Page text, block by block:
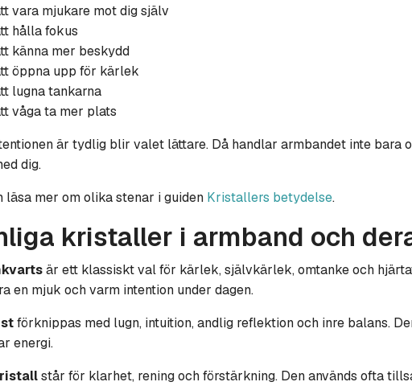
vara mjukare mot dig själv
hålla fokus
känna mer beskydd
öppna upp för kärlek
lugna tankarna
våga ta mer plats
är tydlig blir valet lättare. Då handlar armbandet inte bara
dig.
läsa mer om olika stenar i guiden Kristallers betydelse.
kristaller i armband och
är ett klassiskt val för kärlek, självkärlek, omtanke och
en mjuk och varm intention under dagen.
förknippas med lugn, intuition, andlig reflektion och inre balans.
energi.
står för klarhet, rening och förstärkning. Den används ofta